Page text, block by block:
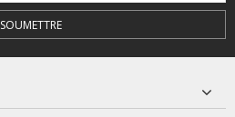
SOUMETTRE